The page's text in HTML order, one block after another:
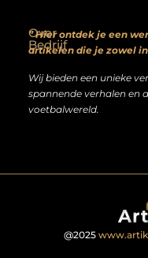
Over
Bedrijf
” Hier ontdek je een
artikelen die je zowel
Wij bieden een unieke
spannende verhalen en
voetbalwereld.
@2025